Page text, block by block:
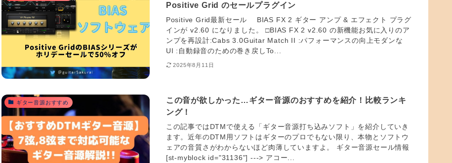
Positive Grid のセールプラグイン
Positive Grid最新セール BIAS FX 2 ギター アンプ & エフェクト プラグ
インが v2.60 になりました。 □BIAS FX 2 v2.60 の新機能お気に入りのア
ンプを再設計:Cabs 3.0Guitar Match II :パフォーマンスの向上モダンな
UI :自動録音のための巻き戻しTo...
2025年8月11日
ギター音源おすすめ
この音が欲しかった…ギター音源のおすすめを紹介！比較ランキ
ング！
この記事ではDTMで使える「ギター音源打ち込みソフト」を紹介していき
ます。近年のDTM用ソフトはギターのプロでもない限り、本物とソフトウ
ェアの音質さがわからないほど肉薄していますよ。 ギター音源セール情報
[st-myblock id="31136"] ---> アコー...